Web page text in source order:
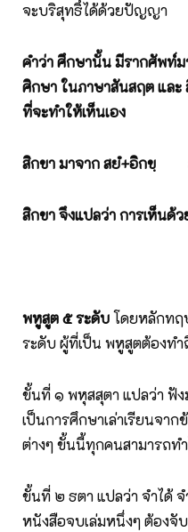
จะบริสุทธิ์ได้ด้วยปัญญา
คำว่า ศึกษานั้น มีรากศัพท์
ศิกษา ในภาษาสันสฤต และ
ที่จะทำให้เห็นเอง
สิกขา มาจาก สยํ+อิกขฺ
สิกขา จึงแปลว่า การเห็นด้
พหูสูต ๕ ระดับโดยหลักทฤ
ระดับ ผู้ที่เป็น พหูสูตต้องท
ขั้นที่ ๑ พหุสสุตา แปลว่า ฟั
เป็นการศึกษาเล่าเรียนจา
ต่างๆ ขั้นนี้ทุกคนสามารถท
ขั้นที่ ๒ ธตา แปลว่า จำได้
หนังสือจบเล่มหนึ่งๆ ต้องจั